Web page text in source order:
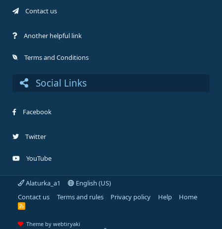
Contact us
Another helpful link
Terms and Conditions
Social Links
Facebook
Twitter
YouTube
Alaturka_a1
English (US)
Contact us
Terms and rules Privacy policy Help Home
R
Theme by webtiryaki